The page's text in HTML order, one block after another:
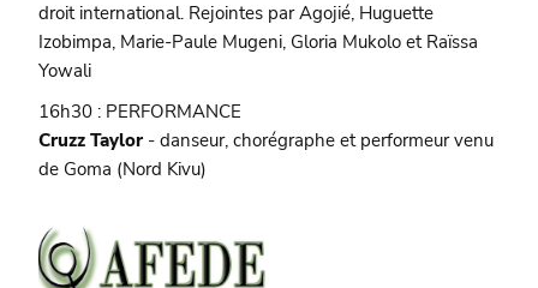
droit international. Rejointes par Agojié, Huguette
Izobimpa, Marie-Paule Mugeni, Gloria Mukolo et Raïssa
Yowali
16h30 : PERFORMANCE
Cruzz Taylor - danseur, chorégraphe et performeur venu
de Goma (Nord Kivu)